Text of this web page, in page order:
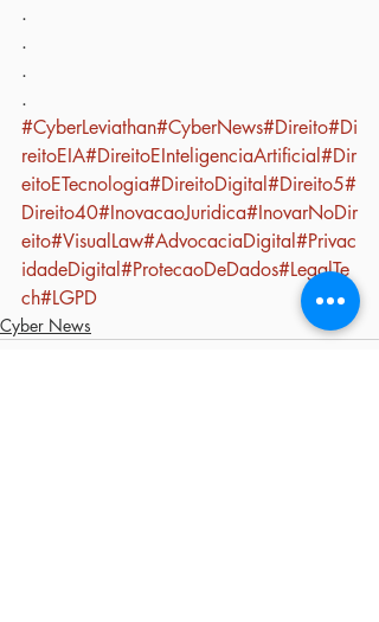
.
.
.
.
#CyberLeviathan#CyberNews#Direito#Di
reitoEIA#DireitoEInteligenciaArtificial #Dir
eitoETecnologia#DireitoDigital #Direito5#
Direito40#InovacaoJuridica#InovarNoDir
eito#VisualLaw#AdvocaciaDigital #Privac
idadeDigital #ProtecaoDeDados#LegalTe
ch#LGPD
Cyber News